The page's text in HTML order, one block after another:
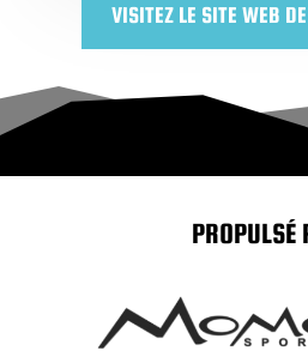
VISITEZ LE SITE WEB
PROPULSÉ